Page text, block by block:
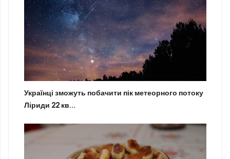
Українці зможуть побачити пік метеорного потоку
Ліриди 22 кв...